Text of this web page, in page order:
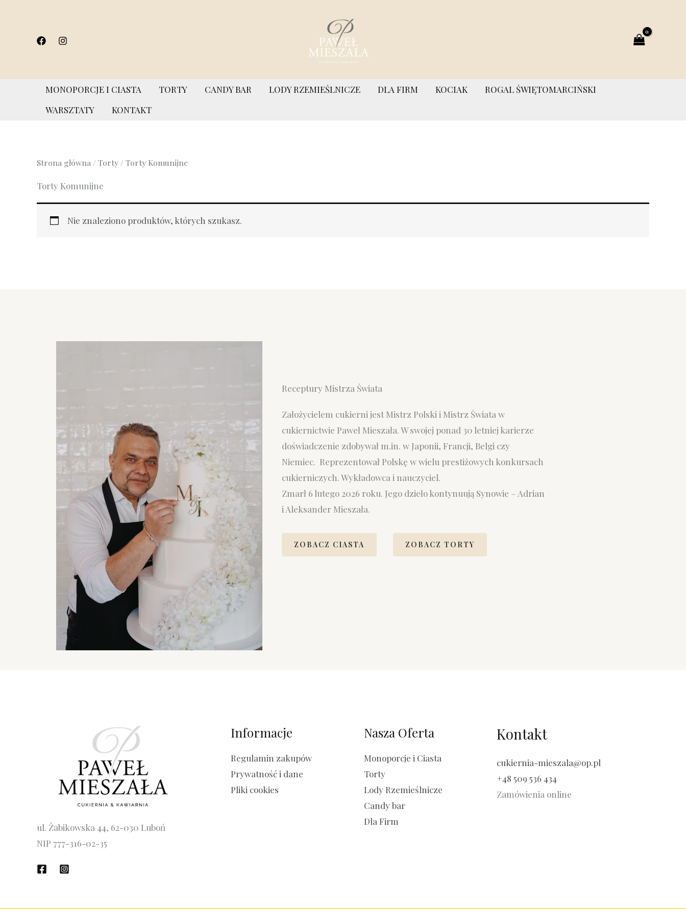
MONOPORCJE I CIASTA TORTY CANDY BAR LODY RZEMIEŚLNICZE DLA FIRM KOCIAK
ROGAL ŚWIĘTOMARCIŃSKI
WARSZTATY
KONTAKT
Strona główna / Torty / Torty Komunijne
Torty Komunijne
Nie znaleziono produktów, których szukasz.
Receptury Mistrza Świata
Założycielem cukierni jest Mistrz Polski i Mistrz Świata w
cukiernictwie Paweł Mieszała. W swojej ponad 30 letniej karierze
doświadczenie zdobywał m.in. w Japonii, Francji, Belgi czy
Niemiec. Reprezentował Polskę w wielu prestiżowych konkursach
cukierniczych. Wykładowca i nauczyciel.
Zmarł 6 lutego 2026 roku. Jego dzieło kontynuują Synowie – Adrian
i Aleksander Mieszała.
ZOBACZ CIASTA ZOBACZ TORTY
ul. Żabikowska 44, 62-030 Luboń
NIP 777-316-02-35
Informacje
Regulamin zakupów
Prywatność i dane
Pliki cookies
Nasza Oferta
Monoporcje i Ciasta
Torty
Lody Rzemieślnicze
Candy bar
Dla Firm
Kontakt
cukiernia-mieszala@op.pl
+48 509 536 434
Zamówienia online